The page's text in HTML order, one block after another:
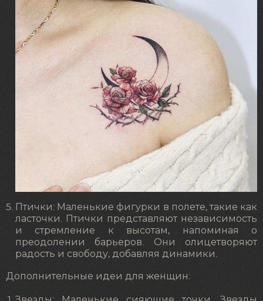
Птички: Маленькие фигурки в полете, такие как
ласточки. Птички представляют независимость
и стремление к высотам, напоминая о
преодолении барьеров. Они олицетворяют
радость и свободу, добавляя динамики.
Дополнительные идеи для женщин: